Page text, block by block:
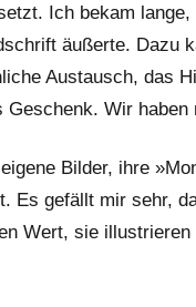
Ich bekam
äußerte. Dazu
Austausch, das
Wir
Bilder, ihre
Es gefällt mir sehr,
Wert, sie